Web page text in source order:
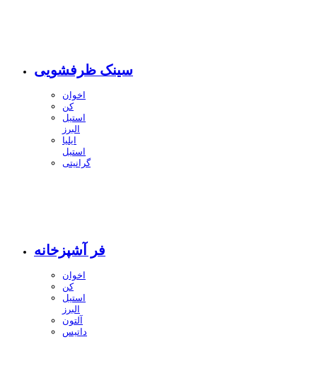
سینک ظرفشویی
اخوان
کن
استیل
البرز
ایلیا
استیل
گرانیتی
فر آشپزخانه
اخوان
کن
استیل
البرز
آلتون
داتیس